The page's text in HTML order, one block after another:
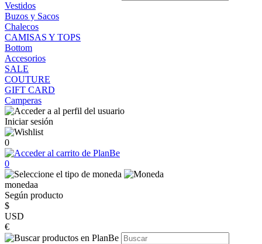
Vestidos
Buzos y Sacos
Chalecos
CAMISAS Y TOPS
Bottom
Accesorios
SALE
COUTURE
GIFT CARD
Camperas
Iniciar sesión
0
0
monedaa
Según producto
$
USD
€